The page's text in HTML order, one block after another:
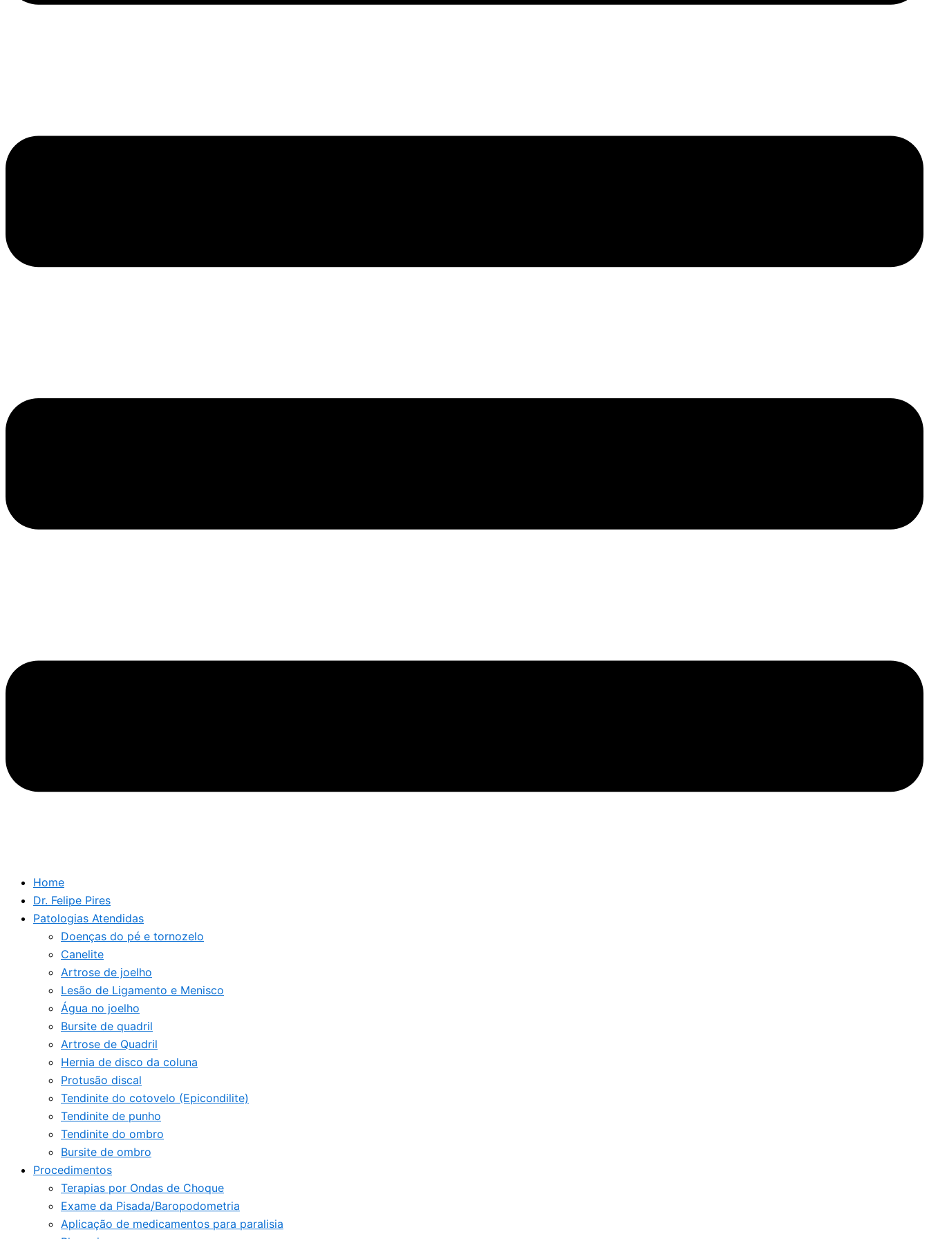
Home
Dr. Felipe Pires
Patologias Atendidas
Doenças do pé e tornozelo
Canelite
Artrose de joelho
Lesão de Ligamento e Menisco
Água no joelho
Bursite de quadril
Artrose de Quadril
Hernia de disco da coluna
Protusão discal
Tendinite do cotovelo (Epicondilite)
Tendinite de punho
Tendinite do ombro
Bursite de ombro
Procedimentos
Terapias por Ondas de Choque
Exame da Pisada/Baropodometria
Aplicação de medicamentos para paralisia